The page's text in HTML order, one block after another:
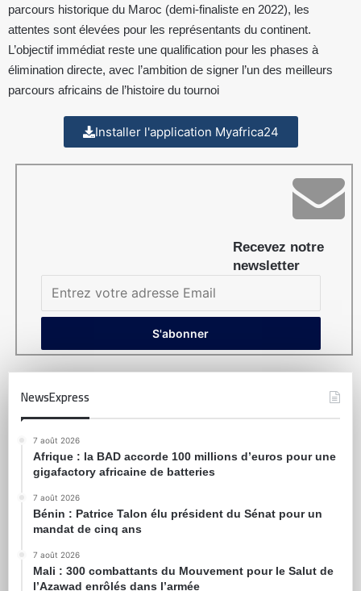
parcours historique du Maroc (demi-finaliste en 2022), les
attentes sont élevées pour les représentants du continent.
L’objectif immédiat reste une qualification pour les phases à
élimination directe, avec l’ambition de signer l’un des meilleurs
parcours africains de l’histoire du tournoi
Installer l'application Myafrica24
Recevez notre
newsletter
NewsExpress
7 août 2026
Afrique : la BAD accorde 100 millions d’euros pour une
gigafactory africaine de batteries
7 août 2026
Bénin : Patrice Talon élu président du Sénat pour un
mandat de cinq ans
7 août 2026
Mali : 300 combattants du Mouvement pour le Salut de
l’Azawad enrôlés dans l’armée